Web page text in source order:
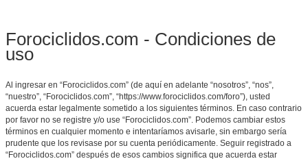
Forociclidos.com - Condiciones de
uso
Al ingresar en “Forociclidos.com” (de aquí en adelante “nosotros”, “nos”,
“nuestro”, “Forociclidos.com”, “https://www.forociclidos.com/foro”), usted
acuerda estar legalmente sometido a los siguientes términos. En caso contrario
por favor no se registre y/o use “Forociclidos.com”. Podemos cambiar estos
términos en cualquier momento e intentaríamos avisarle, sin embargo sería
prudente que los revisase por su cuenta periódicamente. Seguir registrado a
“Forociclidos.com” después de esos cambios significa que acuerda estar